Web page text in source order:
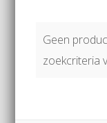
Geen
zoekcriteria